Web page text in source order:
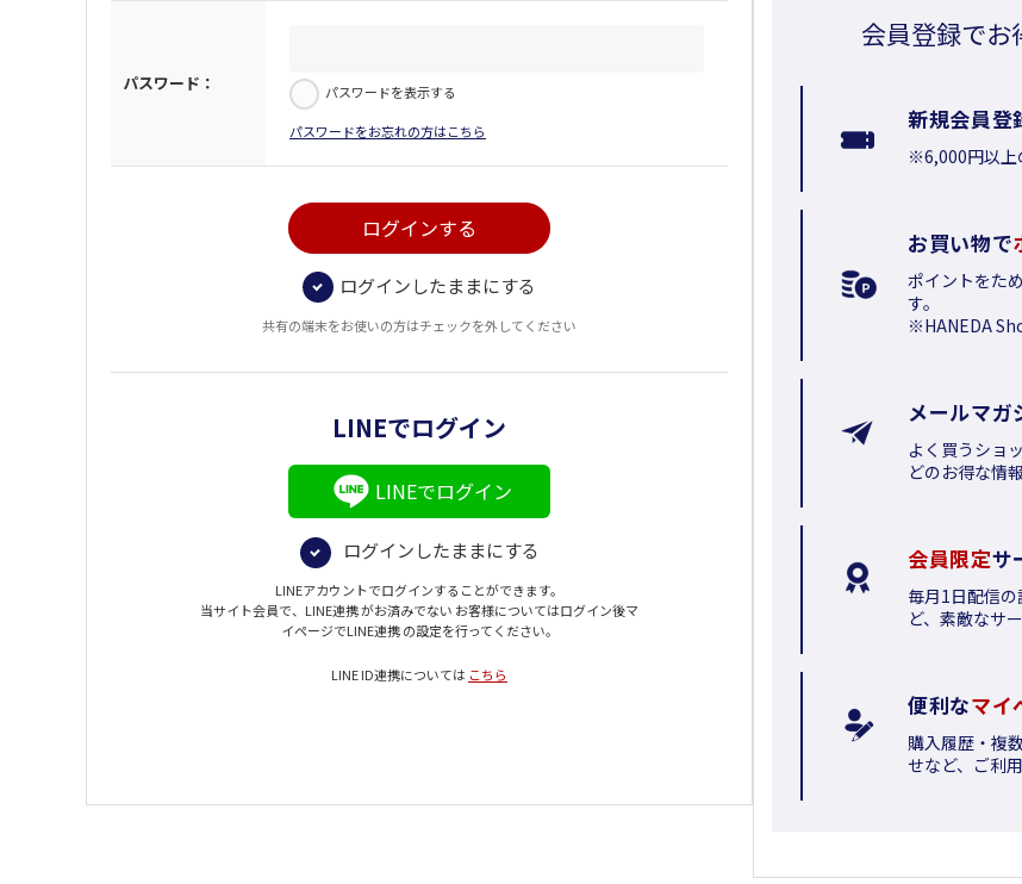
パスワード： パスワードを表示する
パスワードをお忘れの方はこちら
ログインしたままにする
共有の端末をお使いの方はチェックを外してください
LINEでログイン
LINEでログイン
ログインしたままにする
LINEアカウントでログインすることができます。
当サイト会員で、LINE連携 がお済みでない お客様についてはログイン後マ
イページでLINE連携 の設定を行ってください。
LINE ID連携については こちら
会員登録でお
新規会員登
※6,000円以上
お買い物で
ポイントをた
す。
※HANEDA
メールマガ
よく買うショ
どのお得な情
会員限定サ
毎月1日配信
ど、素敵なサ
便利なマイ
購入履歴・複
せなど、ご利